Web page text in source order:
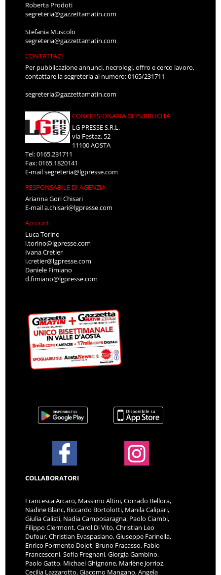
Roberta Prodoti
segreteria@gazzettamatin.com
Stefania Muscolo
segreteria@gazzettamatin.com
CONTATTACI
Per pubblicazione annunci, necrologi, offro e cerco lavoro,
contattare la segreteria al numero: 0165/231711
segreteria@gazzettamatin.com
CONCESSIONARIA DI PUBBLICITÀ
LG PRESSE S.R.L.
via Festaz, 52
11100 AOSTA
Tel: 0165.231711
Fax: 0165.1820141
E-mailsegreteria@lgpresse.com
RESPONSABILE DI AGENZIA
Arianna Gori Chisari
E-maila.chisari@lgpresse.com
Account
Luca Torino
l.torino@lgpresse.com
Ivana Cretier
i.cretier@lgpresse.com
Daniele Fimiano
d.fimiano@lgpresse.com
COLLABORATORI
Francesca Arcaro, Massimo Altini, Corrado Bellora,
Nadine Blanc, Riccardo Bortolotti, Manila Calipari,
Giulia Calisti, Nadia Camposaragna, Paolo Ciambi,
Filippo Clermont, Carol Di Vito, Christian Leo
Dufour, Christian Evaspasiano, Giuseppe Farinella,
Enrico Formento Dojot, Bruno Fracasso, Fabio
Francesconi, Sofia Fregnani, Giorgia Gambino,
Paolo Gatto, Michael Ghignone, Marlène Jorrioz,
Cecilia Lazzarotto, Giacomo Mangano, Angela